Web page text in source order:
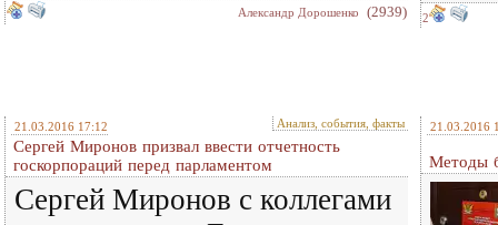
Александр Дорошенко (2939) 2
21.03.2016 17:12 Анализ, события, факты
Сергей Миронов призвал ввести отчетность
госкорпораций перед парламентом
Сергей Миронов с коллегами
21.03.2016
Методы